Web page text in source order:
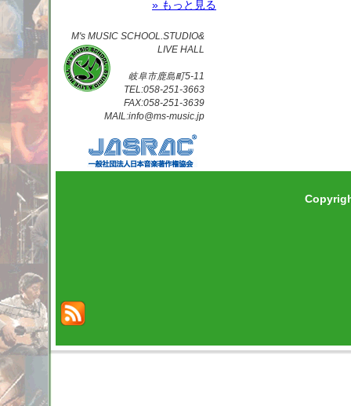
» もっと見る
M's MUSIC SCHOOL.STUDIO&
LIVE HALL
岐阜市鹿島町5-11
TEL:058-251-3663
FAX:058-251-3639
MAIL:info@ms-music.jp